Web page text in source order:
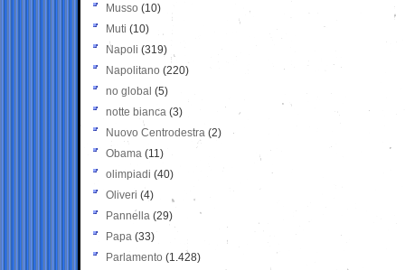
Musso (10)
Muti (10)
Napoli (319)
Napolitano (220)
no global (5)
notte bianca (3)
Nuovo Centrodestra (2)
Obama (11)
olimpiadi (40)
Oliveri (4)
Pannella (29)
Papa (33)
Parlamento (1.428)